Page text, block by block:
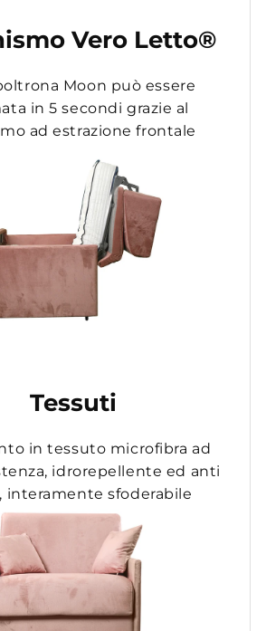
Vero Letto®
Moon può essere
in 5 secondi grazie al
ad estrazione frontale
Tessuti
in tessuto microfibra ad
idrorepellente ed anti
interamente sfoderabile